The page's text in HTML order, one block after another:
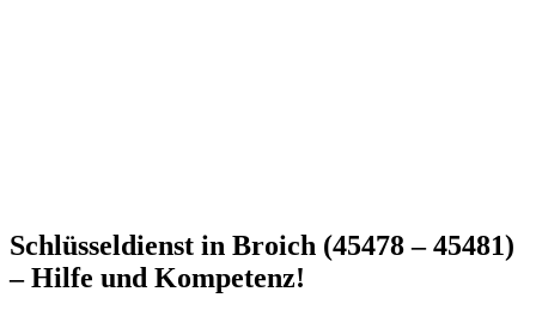
Schlüsseldienst in Broich (45478 – 45481)
– Hilfe und Kompetenz!